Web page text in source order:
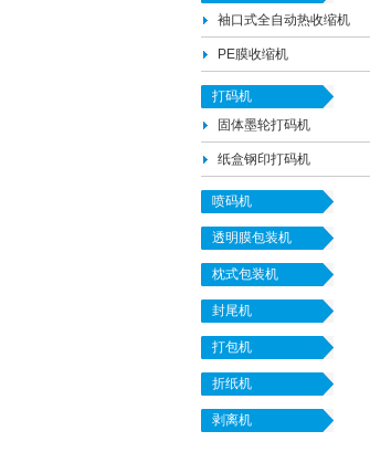
袖口式全自动热收缩机
PE膜收缩机
打码机
固体墨轮打码机
纸盒钢印打码机
喷码机
透明膜包装机
枕式包装机
封尾机
打包机
折纸机
剥离机